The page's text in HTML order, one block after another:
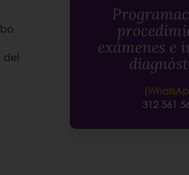
del
exámenes e
312 561